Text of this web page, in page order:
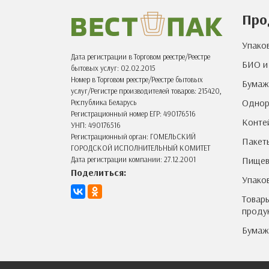
материалы для магазинов и
торговых сетей
принадлежности для
шаурмичных
Одноразовая посуда и
упаковка для доставки еды
Одноразовая посуда и
упаковка для летнего кафе,
веранды ресторана
Дата регистрации в Торговом реестре/Реестре
бытовых услуг: 02.02.2015
Номер в Торговом реестре/Реестре бытовых
услуг/Регистре производителей товаров: 215420,
Республика Беларусь
Регистрационный номер ЕГР: 490176516
УНП: 490176516
Регистрационный орган: ГОМЕЛЬСКИЙ
ГОРОДСКОЙ ИСПОЛНИТЕЛЬНЫЙ КОМИТЕТ
Дата регистрации компании: 27.12.2001
Поделиться:
БИО